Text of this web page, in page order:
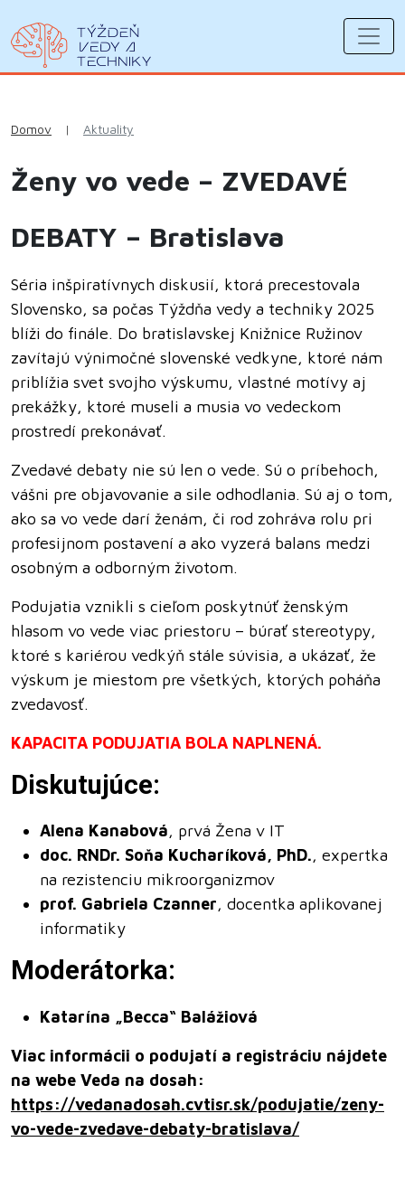
Domov | Aktuality
Ženy vo vede – ZVEDAVÉ
DEBATY – Bratislava
Séria inšpiratívnych diskusií, ktorá precestovala
Slovensko, sa počas Týždňa vedy a techniky 2025
blíži do finále. Do bratislavskej Knižnice Ružinov
zavítajú výnimočné slovenské vedkyne, ktoré nám
priblížia svet svojho výskumu, vlastné motívy aj
prekážky, ktoré museli a musia vo vedeckom
prostredí prekonávať.
Zvedavé debaty nie sú len o vede. Sú o príbehoch,
vášni pre objavovanie a sile odhodlania. Sú aj o tom,
ako sa vo vede darí ženám, či rod zohráva rolu pri
profesijnom postavení a ako vyzerá balans medzi
osobným a odborným životom.
Podujatia vznikli s cieľom poskytnúť ženským
hlasom vo vede viac priestoru – búrať stereotypy,
ktoré s kariérou vedkýň stále súvisia, a ukázať, že
výskum je miestom pre všetkých, ktorých poháňa
zvedavosť.
KAPACITA PODUJATIA BOLA NAPLNENÁ.
Diskutujúce:
Alena Kanabová, prvá Žena v IT
doc. RNDr. Soňa Kucharíková, PhD., expertka
na rezistenciu mikroorganizmov
prof. Gabriela Czanner, docentka aplikovanej
informatiky
Moderátorka:
Katarína „Becca“ Balážiová
Viac informácii o podujatí a registráciu nájdete
na webe Veda na dosah:
https://vedanadosah.cvtisr.sk/podujatie/zeny-
vo-vede-zvedave-debaty-bratislava/